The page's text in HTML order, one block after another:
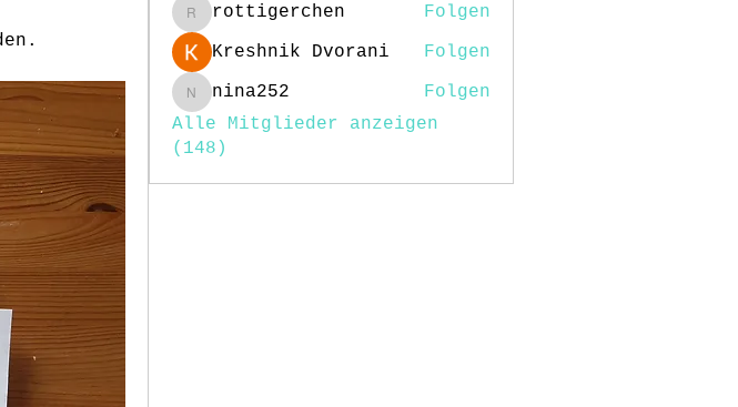
rottigerchen
rottigerchen
Folgen
Kreshnik Dvorani
Folgen
nina252
nina252
Folgen
Alle Mitglieder anzeigen
(148)